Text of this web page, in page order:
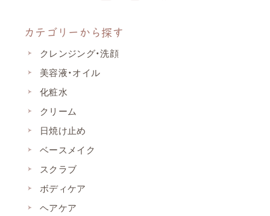
カテゴリーから探す
クレンジング・洗顔
美容液・オイル
化粧水
クリーム
日焼け止め
ベースメイク
スクラブ
ボディケア
ヘアケア